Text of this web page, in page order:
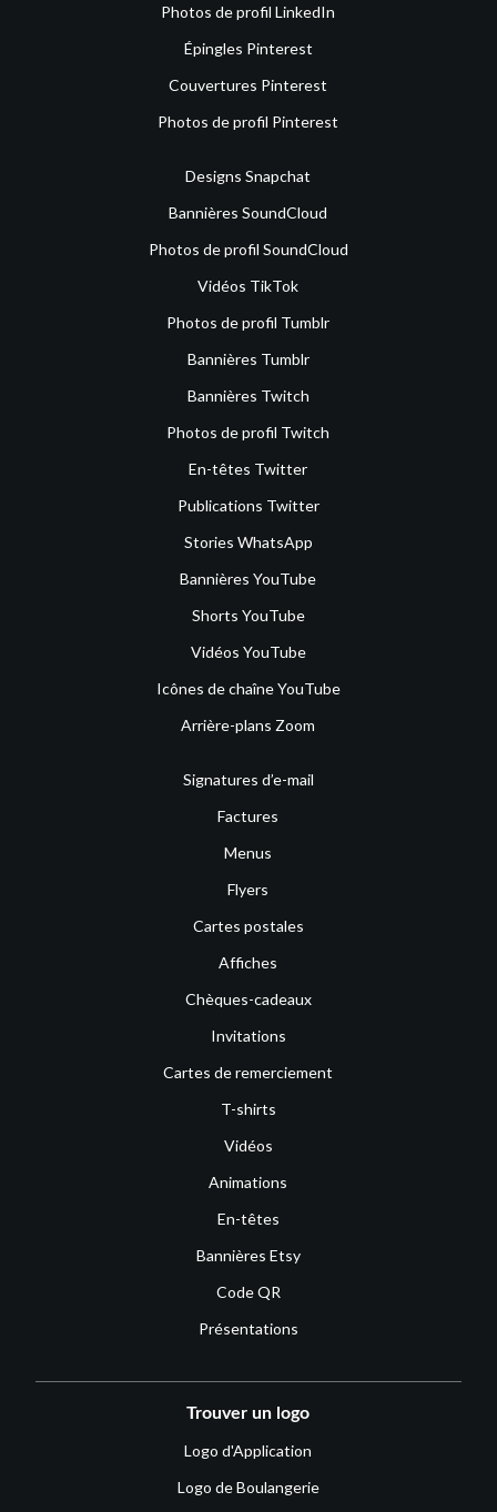
Photos de profil LinkedIn
Épingles Pinterest
Couvertures Pinterest
Photos de profil Pinterest
Designs Snapchat
Bannières SoundCloud
Photos de profil SoundCloud
Vidéos TikTok
Photos de profil Tumblr
Bannières Tumblr
Bannières Twitch
Photos de profil Twitch
En-têtes Twitter
Publications Twitter
Stories WhatsApp
Bannières YouTube
Shorts YouTube
Vidéos YouTube
Icônes de chaîne YouTube
Arrière-plans Zoom
Signatures d’e-mail
Factures
Menus
Flyers
Cartes postales
Affiches
Chèques-cadeaux
Invitations
Cartes de remerciement
T-shirts
Vidéos
Animations
En-têtes
Bannières Etsy
Code QR
Présentations
Trouver un logo
Logo d'Application
Logo de Boulangerie